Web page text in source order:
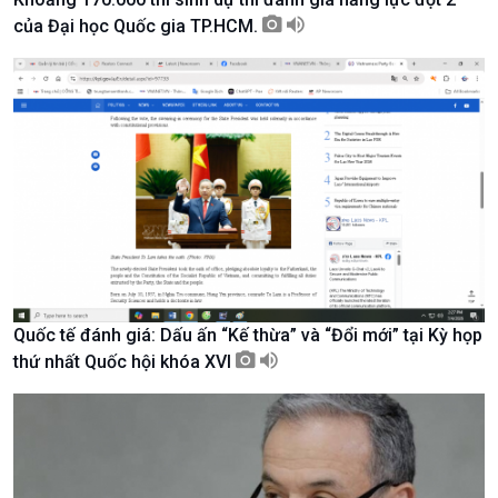
Tin Kinh tế
Trước giờ mở cửa
Dòng chảy Kinh tế
Sức sống hàng Việt
Nông nghiệp & Biển đảo
Tin Nông nghiệp & Biển
đảo
Mùa vàng
Biển đảo Việt Nam
Tâm tình biên giới và hải
Tìm hiểu biển, đảo Việt
của Đại học Quốc gia TP.HCM.
Quốc tế đánh giá: Dấu ấn “Kế thừa” và “Đổi mới” tại Kỳ họp
thứ nhất Quốc hội khóa XVI